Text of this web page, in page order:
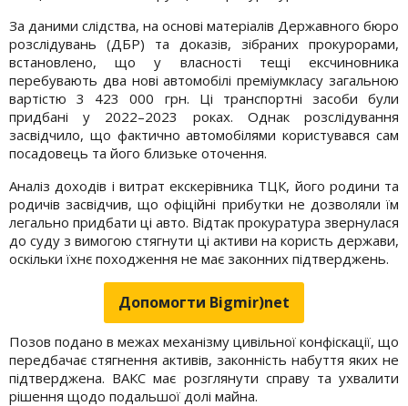
За даними слідства, на основі матеріалів Державного бюро
розслідувань (ДБР) та доказів, зібраних прокурорами,
встановлено, що у власності тещі ексчиновника
перебувають два нові автомобілі преміумкласу загальною
вартістю 3 423 000 грн. Ці транспортні засоби були
придбані у 2022–2023 роках. Однак розслідування
засвідчило, що фактично автомобілями користувався сам
посадовець та його близьке оточення.
Аналіз доходів і витрат екскерівника ТЦК, його родини та
родичів засвідчив, що офіційні прибутки не дозволяли їм
легально придбати ці авто. Відтак прокуратура звернулася
до суду з вимогою стягнути ці активи на користь держави,
оскільки їхнє походження не має законних підтверджень.
Допомогти Bigmir)net
Позов подано в межах механізму цивільної конфіскації, що
передбачає стягнення активів, законність набуття яких не
підтверджена. ВАКС має розглянути справу та ухвалити
рішення щодо подальшої долі майна.